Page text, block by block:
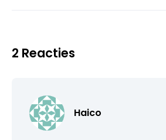
2 Reacties
Haico